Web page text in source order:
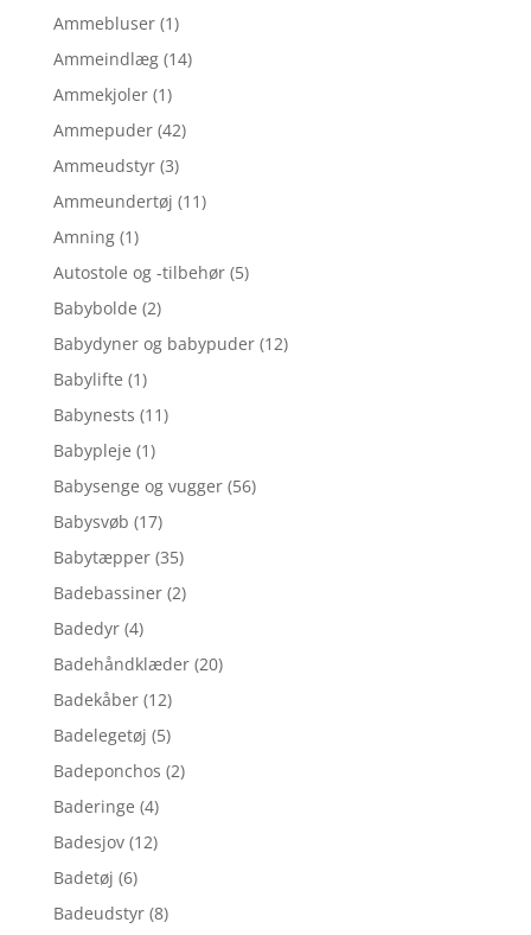
Ammebluser (1)
Ammeindlæg (14)
Ammekjoler (1)
Ammepuder (42)
Ammeudstyr (3)
Ammeundertøj (11)
Amning (1)
Autostole og -tilbehør (5)
Babybolde (2)
Babydyner og babypuder (12)
Babylifte (1)
Babynests (11)
Babypleje (1)
Babysenge og vugger (56)
Babysvøb (17)
Babytæpper (35)
Badebassiner (2)
Badedyr (4)
Badehåndklæder (20)
Badekåber (12)
Badelegetøj (5)
Badeponchos (2)
Baderinge (4)
Badesjov (12)
Badetøj (6)
Badeudstyr (8)